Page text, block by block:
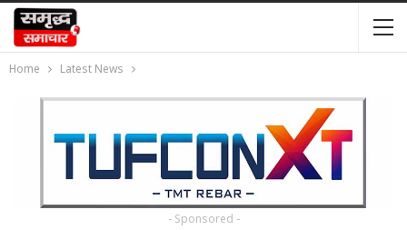
Home Latest News
- Sponsored -